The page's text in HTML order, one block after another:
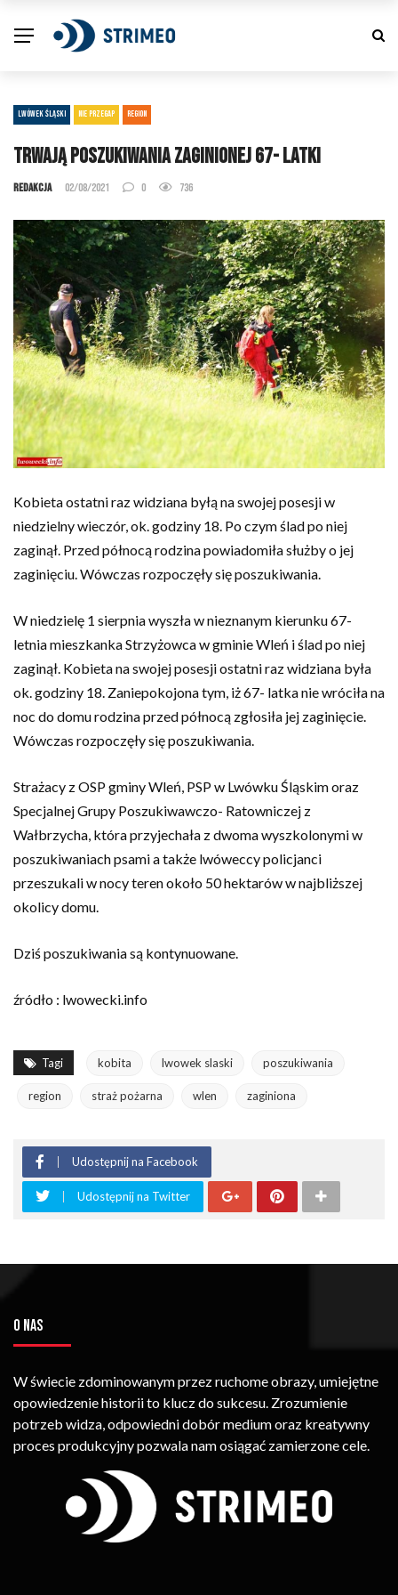
LWÓWEK ŚLĄSKI NIE PRZEGAP REGION
Trwają poszukiwania zaginionej 67- latki
Redakcja 02/08/2021 0 736
Kobieta ostatni raz widziana byłą na swojej posesji w
niedzielny wieczór, ok. godziny 18. Po czym ślad po niej
zaginął. Przed północą rodzina powiadomiła służby o jej
zaginięciu. Wówczas rozpoczęły się poszukiwania.
W niedzielę 1 sierpnia wyszła w nieznanym kierunku 67-
letnia mieszkanka Strzyżowca w gminie Wleń i ślad po niej
zaginął. Kobieta na swojej posesji ostatni raz widziana była
ok. godziny 18. Zaniepokojona tym, iż 67- latka nie wróciła na
noc do domu rodzina przed północą zgłosiła jej zaginięcie.
Wówczas rozpoczęły się poszukiwania.
Strażacy z OSP gminy Wleń, PSP w Lwówku Śląskim oraz
Specjalnej Grupy Poszukiwawczo- Ratowniczej z
Wałbrzycha, która przyjechała z dwoma wyszkolonymi w
poszukiwaniach psami a także lwóweccy policjanci
przeszukali w nocy teren około 50 hektarów w najbliższej
okolicy domu.
Dziś poszukiwania są kontynuowane.
źródło : lwowecki.info
Tagi kobita lwowek slaski poszukiwania
region straż pożarna wlen zaginiona
Udostępnij na Facebook
Udostępnij na Twitter
O NAS
W świecie zdominowanym przez ruchome obrazy, umiejętne
opowiedzenie historii to klucz do sukcesu. Zrozumienie
potrzeb widza, odpowiedni dobór medium oraz kreatywny
proces produkcyjny pozwala nam osiągać zamierzone cele.